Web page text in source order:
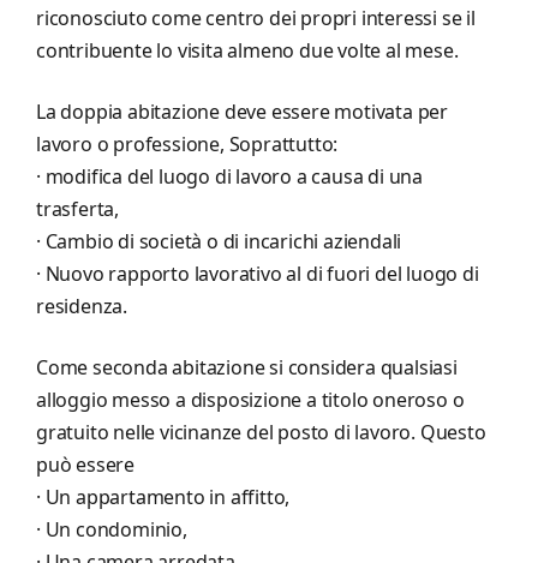
riconosciuto come centro dei propri interessi se il
contribuente lo visita almeno due volte al mese.
La doppia abitazione deve essere motivata per
lavoro o professione, Soprattutto:
· modifica del luogo di lavoro a causa di una
trasferta,
· Cambio di società o di incarichi aziendali
· Nuovo rapporto lavorativo al di fuori del luogo di
residenza.
Come seconda abitazione si considera qualsiasi
alloggio messo a disposizione a titolo oneroso o
gratuito nelle vicinanze del posto di lavoro. Questo
può essere
· Un appartamento in affitto,
· Un condominio,